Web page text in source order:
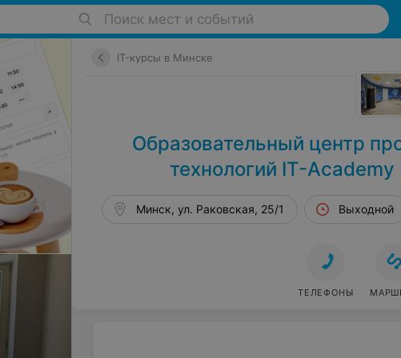
Поиск мест и событий
IT-курсы в Минске
Образовательный центр
технологий IT-
Минск, ул. Раковская, 25/1 Выходной
ТЕЛЕФОНЫ